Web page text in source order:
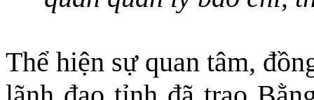
Thể hiện sự quan tâm,